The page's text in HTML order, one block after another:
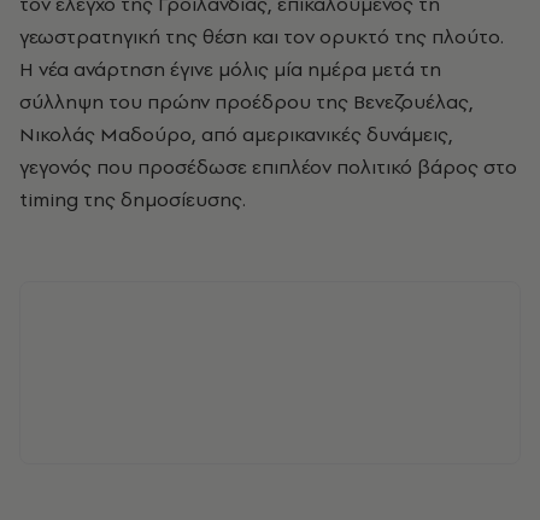
γεωστρατηγική της θέση και τον ορυκτό της πλούτο.
Η νέα ανάρτηση έγινε μόλις μία ημέρα μετά τη
σύλληψη του πρώην προέδρου της Βενεζουέλας,
Νικολάς Μαδούρο, από αμερικανικές δυνάμεις,
γεγονός που προσέδωσε επιπλέον πολιτικό βάρος στο
timing της δημοσίευσης.